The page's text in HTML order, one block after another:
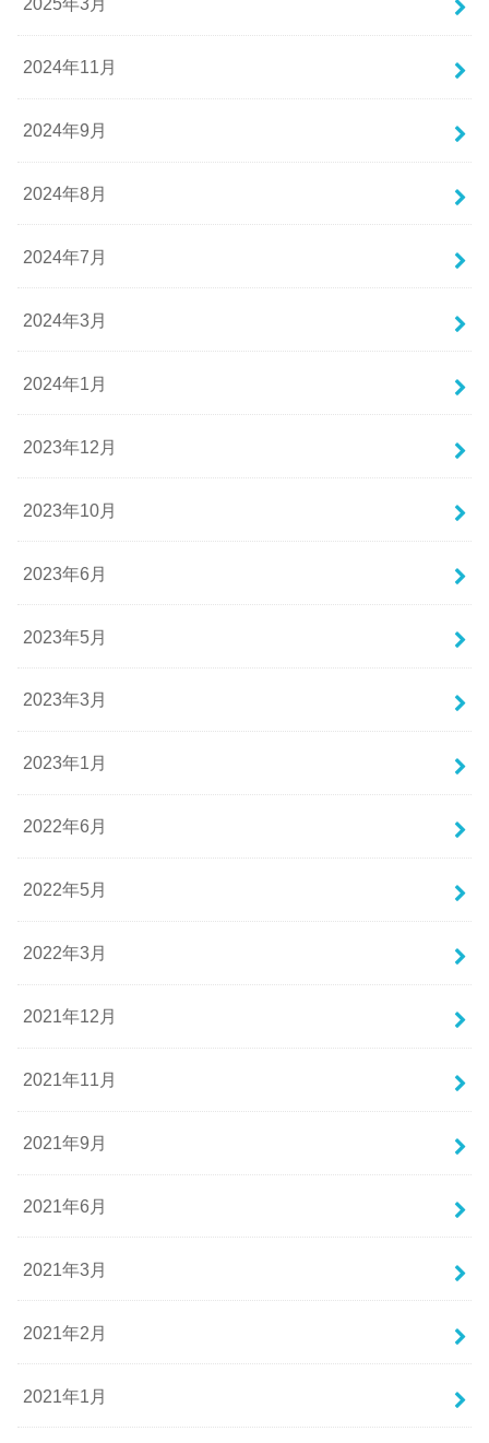
2024年11月
2024年9月
2024年8月
2024年7月
2024年3月
2024年1月
2023年12月
2023年10月
2023年6月
2023年5月
2023年3月
2023年1月
2022年6月
2022年5月
2022年3月
2021年12月
2021年11月
2021年9月
2021年6月
2021年3月
2021年2月
2021年1月